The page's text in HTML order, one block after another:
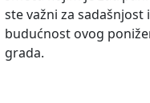
ste važni za sadašnjost i
budućnost ovog
grada.